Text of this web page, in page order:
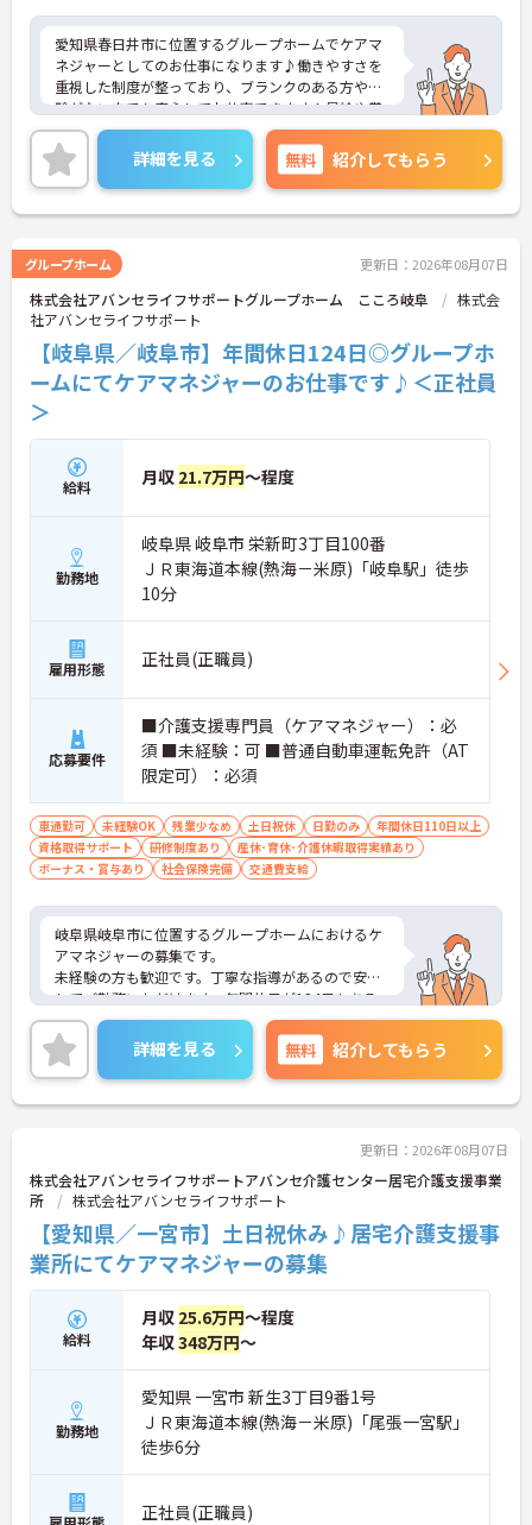
愛知県春日井市に位置するグループホームでケアマ
ネジャーとしてのお仕事になります♪働きやすさを
重視した制度が整っており、ブランクのある方や経
験がない方でも安心してお仕事できます！昇給や賞
与もあるのでとてもやりがいのある環境です！ご興
味ある方は面接ポイントをお伝えしますので、お気
軽にお問い合わせください♪
詳細を見る 無料 紹介してもらう
グループホーム 更新日：2026年08月07日
株式会社アバンセライフサポートグループホーム こころ岐阜
株式会
社アバンセライフサポート
【岐阜県／岐阜市】年間休日124日◎グループホ
ームにてケアマネジャーのお仕事です♪＜正社員
＞
給料 月収 21.7万円～程度
勤務地
岐阜県 岐阜市 栄新町3丁目100番
ＪＲ東海道本線(熱海－米原)「岐阜駅」徒歩
10分
雇用形態 正社員(正職員)
応募要件
■介護支援専門員（ケアマネジャー）：必
須 ■未経験：可 ■普通自動車運転免許（AT
限定可）：必須
車通勤可 未経験OK 残業少なめ 土日祝休 日勤のみ
年間休日110日以上
資格取得サポート
研修制度あり
産休･育休･介護休暇取得実績あり
ボーナス・賞与あり
社会保険完備 交通費支給
岐阜県岐阜市に位置するグループホームにおけるケ
アマネジャーの募集です。
未経験の方も歓迎です。丁寧な指導があるので安心
してご勤務いただけます。年間休日が124日もある
ので、プライベートを大切にしながらご勤務いただ
けます。
ご興味のある方には、面接対策ポイントなど、さら
に詳細をお話しいたしますのでお気軽にご相談くだ
さい！
詳細を見る 無料 紹介してもらう
更新日：2026年08月07日
株式会社アバンセライフサポートアバンセ介護センター居宅介護支援事業
所
株式会社アバンセライフサポート
【愛知県／一宮市】土日祝休み♪居宅介護支援事
業所にてケアマネジャーの募集
給料
月収 25.6万円～程度
年収348万円～
勤務地
愛知県 一宮市 新生3丁目9番1号
ＪＲ東海道本線(熱海－米原)「尾張一宮駅」
徒歩6分
正社員(正職員)